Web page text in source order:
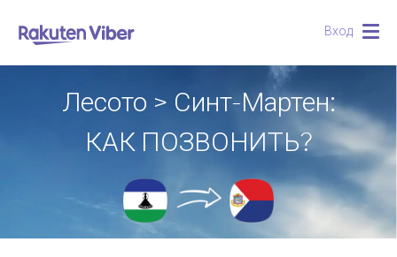
Вход
Лесото > Синт-Мартен:
КАК ПОЗВОНИТЬ?